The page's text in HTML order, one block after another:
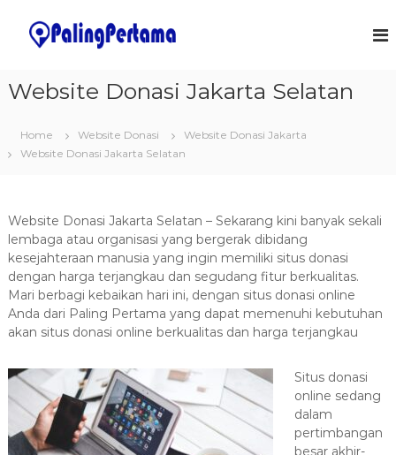
a
e
a
t
a
n
A
p
a
s
w
e
u
t
i
o
n
s
Website Donasi Jakarta Selatan
Home Website Donasi
Website Donasi Jakarta
Website Donasi Jakarta Selatan
Website Donasi Jakarta Selatan – Sekarang kini banyak sekali
lembaga atau organisasi yang bergerak dibidang
kesejahteraan manusia yang ingin memiliki situs donasi
dengan harga terjangkau dan segudang fitur berkualitas.
Mari berbagi kebaikan hari ini, dengan situs donasi online
Anda dari Paling Pertama yang dapat memenuhi kebutuhan
akan situs donasi online berkualitas dan harga terjangkau
Situs donasi
online sedang
dalam
pertimbangan
besar akhir-